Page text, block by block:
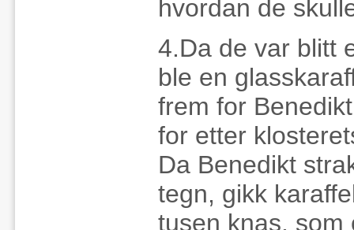
hvordan de
4.Da de var blitt
ble en
frem for
for etter
Da Benedikt
tegn, gikk
tusen knas, som